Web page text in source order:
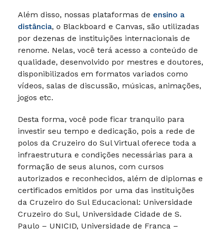
Além disso, nossas plataformas de ensino a
distância, o Blackboard e Canvas, são utilizadas
por dezenas de instituições internacionais de
renome. Nelas, você terá acesso a conteúdo de
qualidade, desenvolvido por mestres e doutores,
disponibilizados em formatos variados como
vídeos, salas de discussão, músicas, animações,
jogos etc.
Desta forma, você pode ficar tranquilo para
investir seu tempo e dedicação, pois a rede de
polos da Cruzeiro do Sul Virtual oferece toda a
infraestrutura e condições necessárias para a
formação de seus alunos, com cursos
autorizados e reconhecidos, além de diplomas e
certificados emitidos por uma das instituições
da Cruzeiro do Sul Educacional: Universidade
Cruzeiro do Sul, Universidade Cidade de S.
Paulo – UNICID, Universidade de Franca –